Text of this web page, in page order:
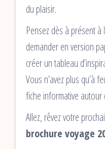
du plaisir.
Pensez dès à présent
demander en version
créer un tableau
Vous n’avez plus qu’à
fiche informative autour
Allez, rêvez votre
brochure voyage